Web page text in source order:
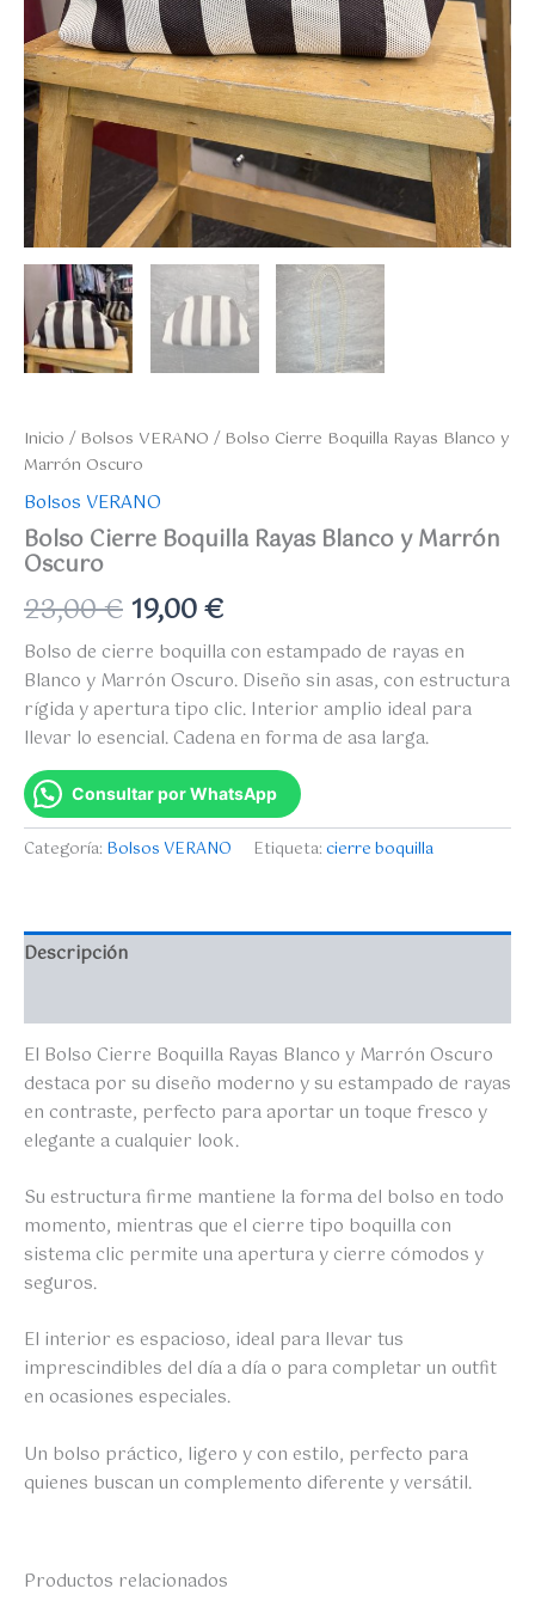
Inicio / Bolsos VERANO / Bolso Cierre Boquilla Rayas Blanco y
Marrón Oscuro
Bolsos VERANO
Bolso Cierre Boquilla Rayas Blanco y Marrón
Oscuro
23,00€ 19,00€
Bolso de cierre boquilla con estampado de rayas en
Blanco y Marrón Oscuro. Diseño sin asas, con estructura
rígida y apertura tipo clic. Interior amplio ideal para
llevar lo esencial. Cadena en forma de asa larga.
Consultar por WhatsApp
Categoría: Bolsos VERANO Etiqueta:cierre boquilla
Descripción
El Bolso Cierre Boquilla Rayas Blanco y Marrón Oscuro
destaca por su diseño moderno y su estampado de rayas
en contraste, perfecto para aportar un toque fresco y
elegante a cualquier look.
Su estructura firme mantiene la forma del bolso en todo
momento, mientras que el cierre tipo boquilla con
sistema clic permite una apertura y cierre cómodos y
seguros.
El interior es espacioso, ideal para llevar tus
imprescindibles del día a día o para completar un outfit
en ocasiones especiales.
Un bolso práctico, ligero y con estilo, perfecto para
quienes buscan un complemento diferente y versátil.
Productos relacionados